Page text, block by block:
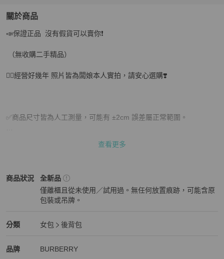
關於商品
關於💎Han's house精品服飾💎 BURBERRY 格紋 後背包 現
📣保證正品  沒有假貨可以賣你❗️
（無收購二手精品）
❤️‍🔥經營好幾年 照片皆為闆娘本人實拍，請安心選購❣️
✅商品尺寸皆為人工測量，可能有 ±2cm 誤差屬正常範圍。
查看更多
商品狀況
BURBERRY女包商品狀態與細節
全新品
僅離櫃且從未使用／試用過。無任何放置痕跡，可能含原
包裝或吊牌。
分類
BURBERRY女包分類資訊
女包
後背包
品牌
BURBERRY精品女包品牌介紹
BURBERRY
BURBERRY推薦清單